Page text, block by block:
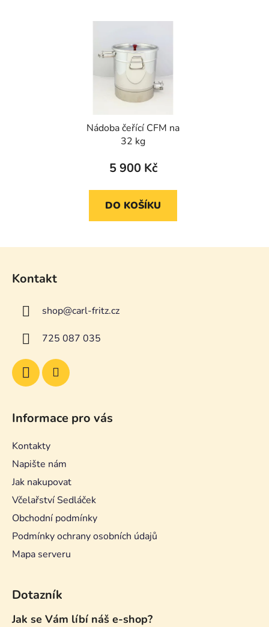
Nádoba čeřící CFM na
32 kg
5 900 Kč
DO KOŠÍKU
Kontakt
shop@carl-fritz.cz
725 087 035
Informace pro vás
Kontakty
Napište nám
Jak nakupovat
Včelařství Sedláček
Obchodní podmínky
Podmínky ochrany osobních údajů
Mapa serveru
Dotazník
Jak se Vám líbí náš e-shop?